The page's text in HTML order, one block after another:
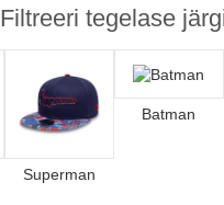
Filtreeri tegelase
Superman
Batman